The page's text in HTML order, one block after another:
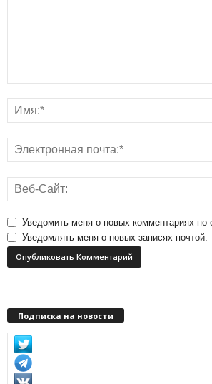
Уведомить меня о новых комментариях по
Уведомлять меня о новых записях почтой.
Подписка на новости